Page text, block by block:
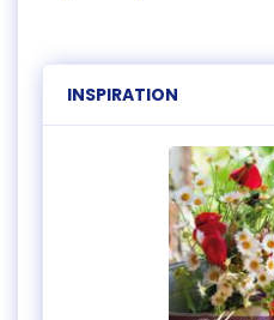
INSPIRATION